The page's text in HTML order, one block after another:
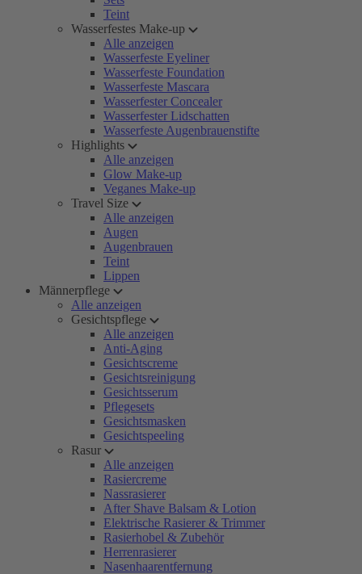
Teint
Wasserfestes Make-up
Alle anzeigen
Wasserfeste Eyeliner
Wasserfeste Foundation
Wasserfeste Mascara
Wasserfester Concealer
Wasserfester Lidschatten
Wasserfeste Augenbrauenstifte
Highlights
Alle anzeigen
Glow Make-up
Veganes Make-up
Travel Size
Alle anzeigen
Augen
Augenbrauen
Teint
Lippen
Männerpflege
Alle anzeigen
Gesichtspflege
Alle anzeigen
Anti-Aging
Gesichtscreme
Gesichtsreinigung
Gesichtsserum
Pflegesets
Gesichtsmasken
Gesichtspeeling
Rasur
Alle anzeigen
Rasiercreme
Nassrasierer
After Shave Balsam & Lotion
Elektrische Rasierer & Trimmer
Rasierhobel & Zubehör
Herrenrasierer
Nasenhaarentfernung